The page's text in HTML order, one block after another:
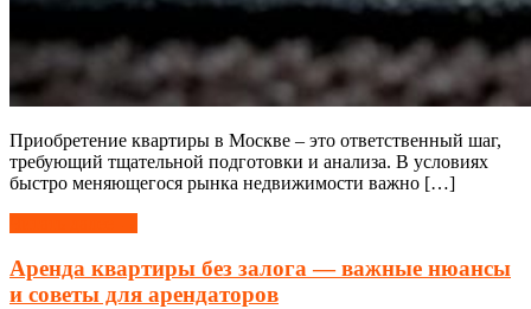
Приобретение квартиры в Москве – это ответственный шаг,
требующий тщательной подготовки и анализа. В условиях
быстро меняющегося рынка недвижимости важно […]
Аренда квартиры без залога — важные нюансы
и советы для арендаторов